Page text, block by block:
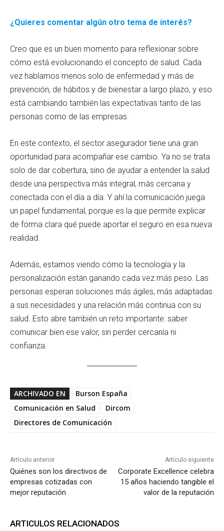
¿Quieres comentar algún otro tema de interés?
Creo que es un buen momento para reflexionar sobre
cómo está evolucionando el concepto de salud. Cada
vez hablamos menos solo de enfermedad y más de
prevención, de hábitos y de bienestar a largo plazo, y eso
está cambiando también las expectativas tanto de las
personas como de las empresas.
En este contexto, el sector asegurador tiene una gran
oportunidad para acompañar ese cambio. Ya no se trata
solo de dar cobertura, sino de ayudar a entender la salud
desde una perspectiva más integral, más cercana y
conectada con el día a día. Y ahí la comunicación juega
un papel fundamental, porque es la que permite explicar
de forma clara qué puede aportar el seguro en esa nueva
realidad.
Además, estamos viendo cómo la tecnología y la
personalización están ganando cada vez más peso. Las
personas esperan soluciones más ágiles, más adaptadas
a sus necesidades y una relación más continua con su
salud. Esto abre también un reto importante: saber
comunicar bien ese valor, sin perder cercanía ni
confianza.
ARCHIVADO EN
Burson España
Comunicación en Salud
Dircom
Directores de Comunicación
Artículo anterior
Quiénes son los directivos de
empresas cotizadas con
mejor reputación
Artículo siguiente
Corporate Excellence celebra
15 años haciendo tangible el
valor de la reputación
ARTICULOS RELACIONADOS